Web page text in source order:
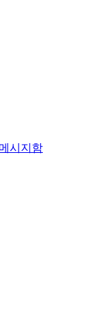
메시지함